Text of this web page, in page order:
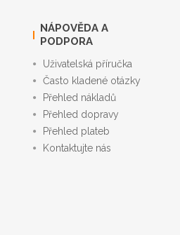
NÁPOVĚDA A
PODPORA
Uživatelská příručka
Často kladené otázky
Přehled nákladů
Přehled dopravy
Přehled plateb
Kontaktujte nás